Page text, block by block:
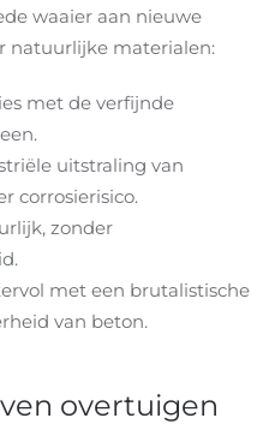
waaier aan nieuwe
natuurlijke materialen:
met de verfijnde
uitstraling van
corrosierisico.
zonder
met een brutalistische
van beton.
overtuigen